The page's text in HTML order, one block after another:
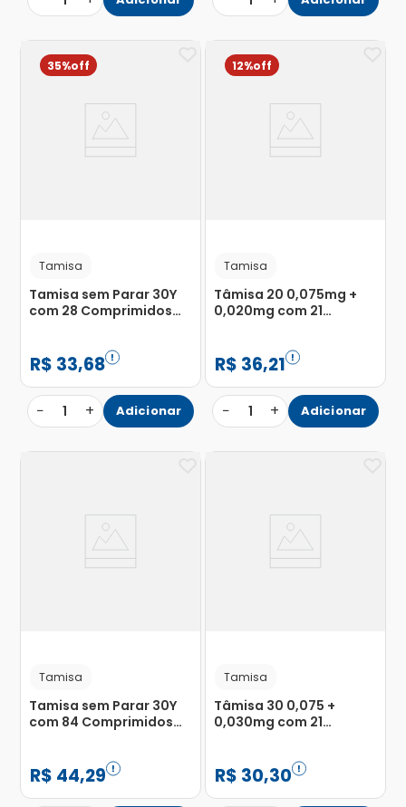
35%
Tamisa
Tamisa sem Parar 30Y
com 28 Comprimidos
R$ 33,68
− 1 + Adicionar
12%
Tamisa
Tâmisa 20 0,075mg +
0,020mg com 21
R$ 36,21
− 1 + Adicionar
Tamisa
Tamisa sem Parar 30Y
com 84 Comprimidos
R$ 44,29
Tamisa
Tâmisa 30 0,075 +
0,030mg com 21
R$ 30,30